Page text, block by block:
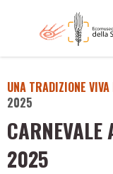
UNA TRADIZIONE
2025
2025